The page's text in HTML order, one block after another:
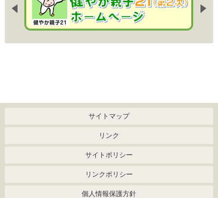
サイトマップ
リンク
サイトポリシー
リンクポリシー
個人情報保護方針